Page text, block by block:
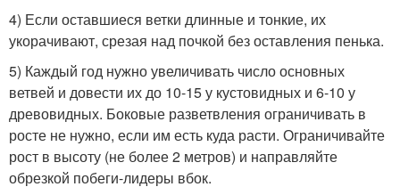
4) Если оставшиеся ветки длинные и тонкие, их
укорачивают, срезая над почкой без оставления пенька.
5) Каждый год нужно увеличивать число основных
ветвей и довести их до 10-15 у кустовидных и 6-10 у
древовидных. Боковые разветвления ограничивать в
росте не нужно, если им есть куда расти. Ограничивайте
рост в высоту (не более 2 метров) и направляйте
обрезкой побеги-лидеры вбок.